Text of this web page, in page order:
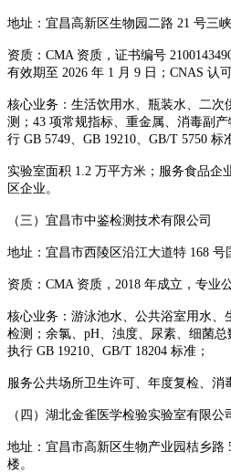
地址：宜昌高新区生物园二路 21 号三
资质：CMA 资质，证书编号
有效期至 2026 年 1 月 9 日；CNAS 认
核心业务：生活饮用水、瓶装水、二次
测；43 项常规指标、重金属、消毒副
行 GB 5749、GB 19210、GB/T 5750 标
实验室面积 1.2 万平方米；服务食品企
区企业。
（三）宜昌市中鉴检测技术有限公司
地址：宜昌市西陵区沿江大道特 168 号
资质：CMA 资质，2018 年成立，专业
核心业务：游泳池水、公共浴室用水、
检测；余氯、pH、浊度、尿素、细菌总
执行 GB 19210、GB/T 18204 标准；
服务公共场所卫生许可、年度复检、消
（四）湖北金雀医学检验实验室有限公
地址：宜昌市高新区生物产业园桔乡路
楼。